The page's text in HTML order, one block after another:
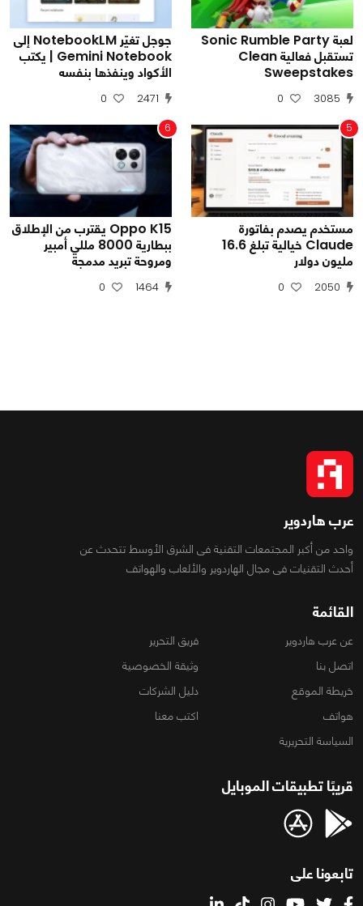
لعبة Sonic Rumble Party
تستقبل فعالية Clean
Sweepstakes
3085
0
جوجل تغيّر NotebookLM إلى
Gemini Notebook | يكتب
الأكواد وينفذها بنفسه
2471
0
5
مستخدم يصدم بفاتورة
Claude خيالية تبلغ 16.6
مليون دولار
2050
0
6
Oppo K15 يقترب من الإطلاق
ببطارية 8000 مللي أمبير
ومروحة تبريد مدمجة
1464
0
عرب هاردوير
واحد من أكبر المجتمعات التقنية فى الشرق الأوسط تتحدث عن
أحدث التقنيات فى مجال الهاردوير والألعاب والهواتف
القائمة
عن عرب هاردوير
فريق التحرير
اتصل بنا
وثيقة الخصوصية
خريطة الموقع
دليل الشركات
هواتف
اكتب معنا
السياسة التحريرية
قريبًا تطبيقات الموبايل
تابعونا على